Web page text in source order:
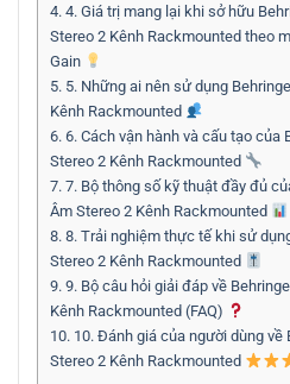
4. 4. Giá trị mang lại khi sở hữu
Stereo 2 Kênh Rackmounted theo
Gain
5. 5. Những ai nên sử dụng
Kênh Rackmounted
6. 6. Cách vận hành và cấu tạo của
Stereo 2 Kênh Rackmounted
7. 7. Bộ thông số kỹ thuật đầy đủ
Âm Stereo 2 Kênh Rackmounted
8. 8. Trải nghiệm thực tế khi sử
Stereo 2 Kênh Rackmounted
9. 9. Bộ câu hỏi giải đáp về
Kênh Rackmounted (FAQ)
10. 10. Đánh giá của người dùng về
Stereo 2 Kênh Rackmounted